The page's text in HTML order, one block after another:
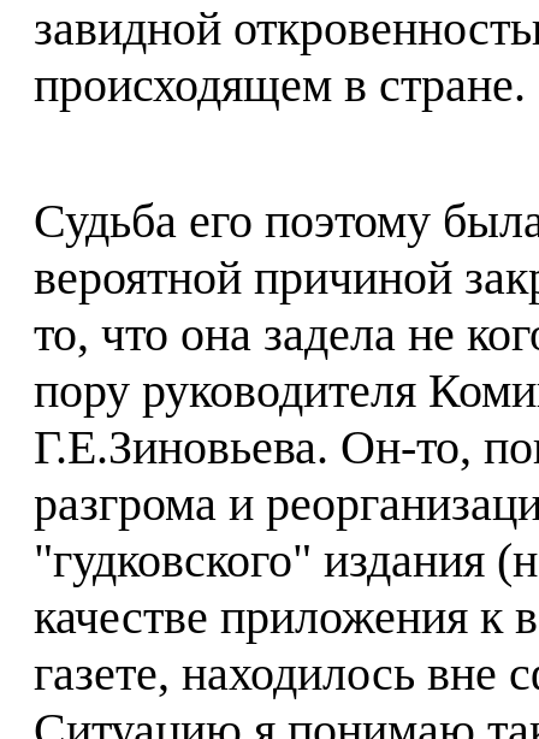
завидной
происходящем в стране.
Судьба его поэтому
вероятной причиной
то, что она задела не
пору руководителя
Г.Е.Зиновьева. Он-то,
разгрома и
"гудковского" издания
качестве приложения к
газете, находилось вне